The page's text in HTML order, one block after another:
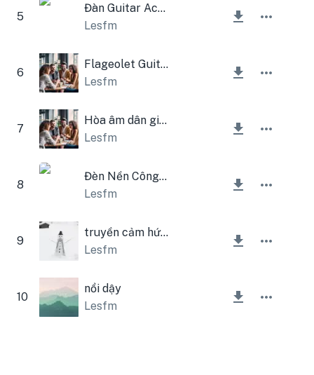
5
Đàn Guitar Acoustic Thể Thao Sống Động
Lesfm
6
Flageolet Guitar Động Lực
Lesfm
7
Hòa âm dân gian
Lesfm
8
Đèn Nền Công Ty
Lesfm
9
truyền cảm hứng cho doanh nghiệp
Lesfm
10
nổi dậy
Lesfm